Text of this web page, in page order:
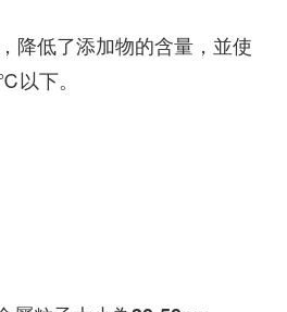
降低了添加物的含量，並使
以下。